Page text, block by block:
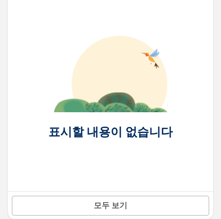
표시할 내용이 없습니다
모두 보기